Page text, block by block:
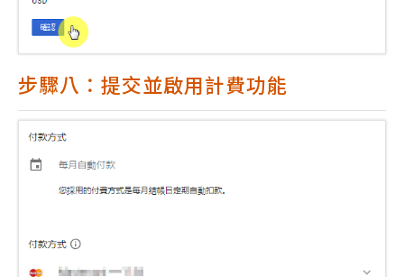
步驟八：提交並啟用計費功能